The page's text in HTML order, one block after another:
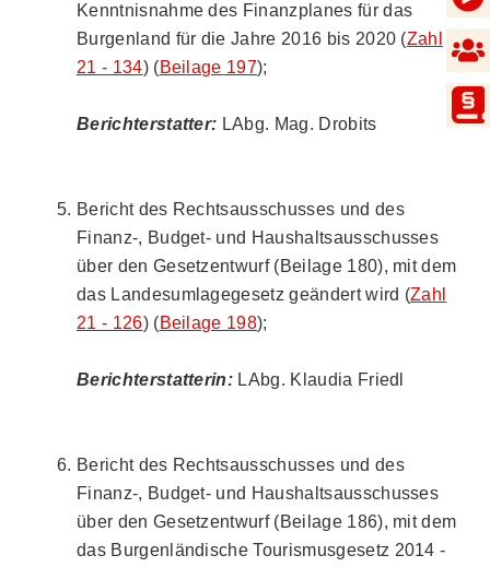
Kenntnisnahme des Finanzplanes für das
Burgenland für die Jahre 2016 bis 2020 (Zahl
21 - 134) (Beilage 197);
Berichterstatter: LAbg. Mag. Drobits
Bericht des Rechtsausschusses und des
Finanz-, Budget- und Haushaltsausschusses
über den Gesetzentwurf (Beilage 180), mit dem
das Landesumlagegesetz geändert wird (Zahl
21 - 126) (Beilage 198);
Berichterstatterin: LAbg. Klaudia Friedl
Bericht des Rechtsausschusses und des
Finanz-, Budget- und Haushaltsausschusses
über den Gesetzentwurf (Beilage 186), mit dem
das Burgenländische Tourismusgesetz 2014 -